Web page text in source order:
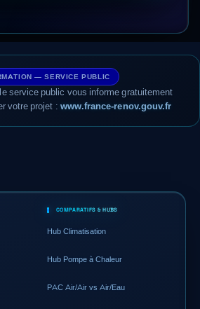
— SERVICE PUBLIC
service public vous informe gratuitement
votre projet : www.france-renov.gouv.fr
COMPARATIFS & HUBS
Hub Climatisation
Hub Pompe à Chaleur
PAC Air/Air vs Air/Eau